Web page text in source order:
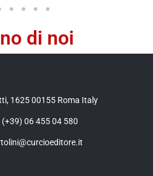
di noi
1625 00155 Roma Italy
(+39) 06 455 04 580